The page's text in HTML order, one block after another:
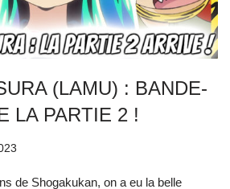
(LAMU) : BANDE-
LA PARTIE 2 !
de Shogakukan, on a eu la belle